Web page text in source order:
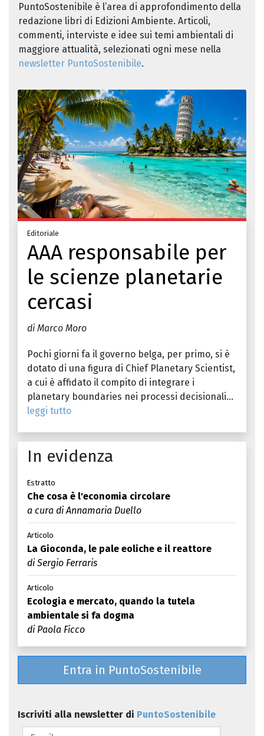
PuntoSostenibile è l’area di approfondimento della
redazione libri di Edizioni Ambiente. Articoli,
commenti, interviste e idee sui temi ambientali di
maggiore attualità, selezionati ogni mese nella
newsletter PuntoSostenibile.
Editoriale
AAA responsabile per
le scienze planetarie
cercasi
di Marco Moro
Pochi giorni fa il governo belga, per primo, si è
dotato di una figura di Chief Planetary Scientist,
a cui è affidato il compito di integrare i
planetary boundaries nei processi decisionali...
leggi tutto
In evidenza
Estratto
Che cosa è l'economia circolare
a cura di Annamaria Duello
Articolo
La Gioconda, le pale eoliche e il reattore
di Sergio Ferraris
Articolo
Ecologia e mercato, quando la tutela
ambientale si fa dogma
di Paola Ficco
Entra in PuntoSostenibile
Iscriviti alla newsletter di PuntoSostenibile